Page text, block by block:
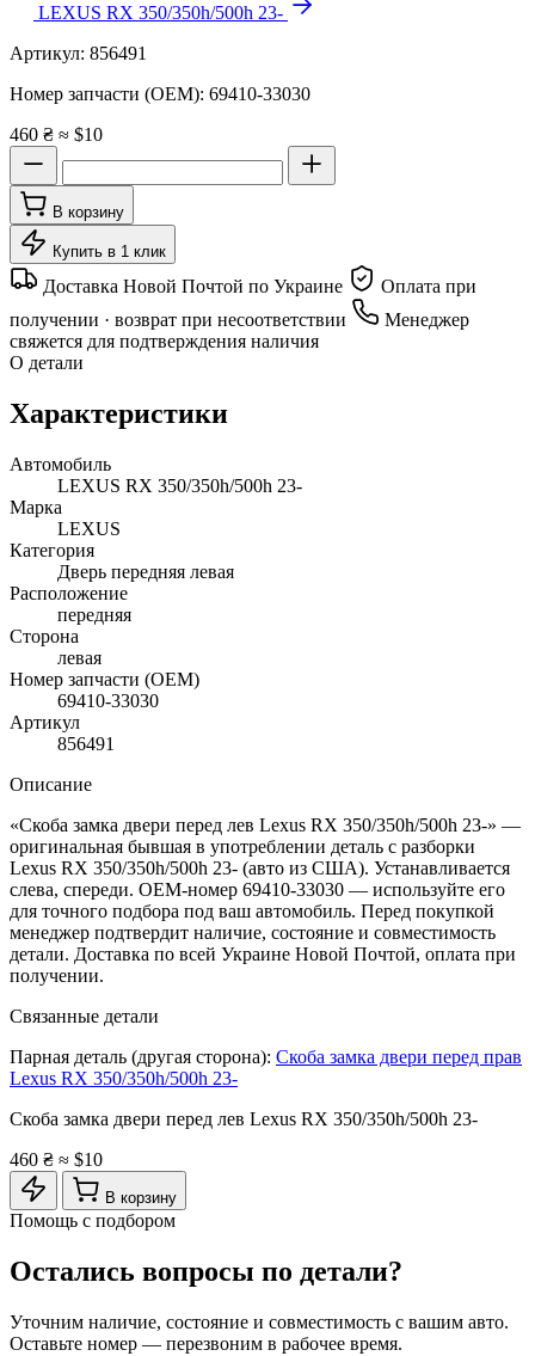
LEXUS RX 350/350h/500h 23-
Артикул: 856491
Номер запчасти (OEM): 69410-33030
460 ₴ ≈ $10
В корзину
Купить в 1 клик
Доставка Новой Почтой по Украине
Оплата при
получении · возврат при несоответствии
Менеджер
свяжется для подтверждения наличия
О детали
Характеристики
Автомобиль
LEXUS RX 350/350h/500h 23-
Марка
LEXUS
Категория
Дверь передняя левая
Расположение
передняя
Сторона
левая
Номер запчасти (OEM)
69410-33030
Артикул
856491
Описание
«Скоба замка двери перед лев Lexus RX 350/350h/500h 23-» —
оригинальная бывшая в употреблении деталь с разборки
Lexus RX 350/350h/500h 23- (авто из США). Устанавливается
слева, спереди. OEM-номер 69410-33030 — используйте его
для точного подбора под ваш автомобиль. Перед покупкой
менеджер подтвердит наличие, состояние и совместимость
детали. Доставка по всей Украине Новой Почтой, оплата при
получении.
Связанные детали
Парная деталь (другая сторона): Скоба замка двери перед прав
Lexus RX 350/350h/500h 23-
Скоба замка двери перед лев Lexus RX 350/350h/500h 23-
460 ₴ ≈ $10
В корзину
Помощь с подбором
Остались вопросы по детали?
Уточним наличие, состояние и совместимость с вашим авто.
Оставьте номер — перезвоним в рабочее время.